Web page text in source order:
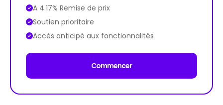
A 4.17% Remise de prix
Soutien prioritaire
Accès anticipé aux fonctionnalités
Commencer